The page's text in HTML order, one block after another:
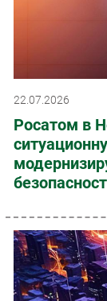
22.07.2026
Росатом в